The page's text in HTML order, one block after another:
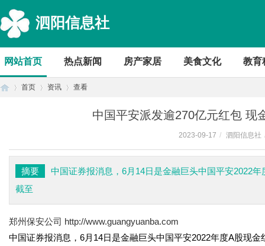
泗阳信息社
网站首页 热点新闻 房产家居 美食文化 教育
首页 资讯 查看
中国平安派发逾270亿元红包 现
2023-09-17 / 泗阳信息社
摘要
中国证券报消息，6月14日是金融巨头中国平安2022
截至
郑州保安公司 http://www.guangyuanba.com
中国证券报消息，6月14日是金融巨头中国平安2022年度A股现